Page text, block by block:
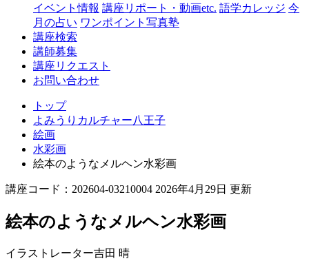
イベント情報 講座リポート・動画etc. 語学カレッジ 今
月の占い ワンポイント写真塾
講座検索
講師募集
講座リクエスト
お問い合わせ
トップ
よみうりカルチャー八王子
絵画
水彩画
絵本のようなメルヘン水彩画
講座コード：202604-03210004 2026年4月29日 更新
絵本のようなメルヘン水彩画
イラストレーター吉田 晴